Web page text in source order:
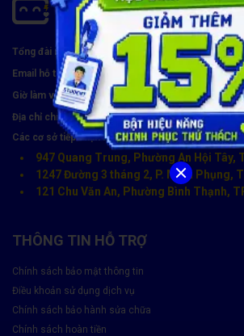
Tổng đài miễn phí: 1900 8174
Email hỗ trợ: hotro@carecenter.vn
Giờ làm việc:Thứ 2 - CN, 8:00 - 21:00
Địa chỉ chính:119 Chu Văn An, Phường Bình
Các cơ sở tiếp nhận khác (8h30 - 21h30):
947 Quang Trung, Phường An Hội Tây,
1247 Đường 3 tháng 2, P. Minh Phụng,
121 Chu Văn An, Phường Bình Thạnh,
THÔNG TIN HỖ TRỢ
Chính sách bảo mật thông tin
Điều khoản sử dụng dịch vụ
Chính sách bảo hành sửa chữa
Chính sách hoàn tiền